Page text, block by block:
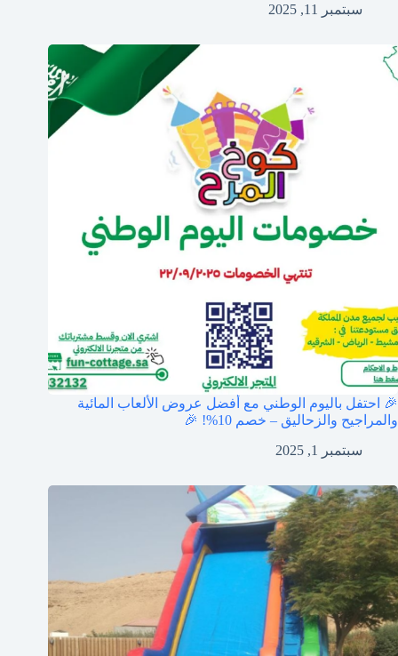
سبتمبر 11, 2025
🎉 احتفل باليوم الوطني مع أفضل عروض الألعاب المائية
والمراجيح والزحاليق – خصم 10%! 🎉
سبتمبر 1, 2025